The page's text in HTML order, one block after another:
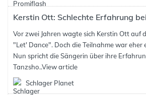
Kerstin Ott: Schlechte Erfahrung
Vor zwei Jahren wagte sich Kerstin Ott auf
"Let' Dance". Doch die Teilnahme war eher
Nun spricht die Sängerin über ihre
Tanzsho..View article
Schlager Planet